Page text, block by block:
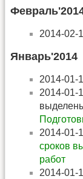
2014-02-
Январь'2014
2014-01-
2014-01-
2014-01-
сроков
работ
2014-01-